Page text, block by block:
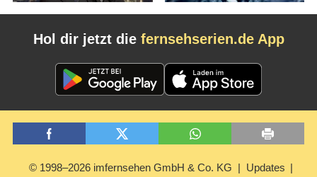
Hol dir jetzt die fernsehserien.de App
© 1998–2026 imfernsehen GmbH & Co. KG Updates